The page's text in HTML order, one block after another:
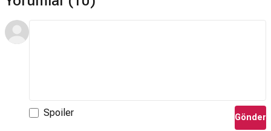
Dekor/Tasarımında En İyi Başarı;
Oyuncu Seçiminde Üstün Başarı - Uzun Metraj Stüdyo veya
Kaç Oscar kazandı?
Spoiler Gönder